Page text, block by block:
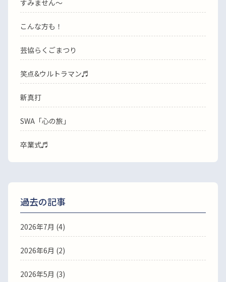
すみません〜
こんな方も！
芸協らくごまつり
笑点&ウルトラマン♬
新真打
SWA「心の旅」
卒業式♬
過去の記事
2026年7月 (4)
2026年6月 (2)
2026年5月 (3)